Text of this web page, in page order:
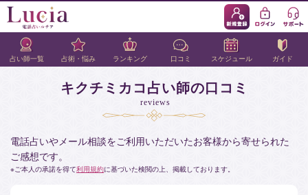
占い師一覧 占術・悩み ランキング 口コミ スケジュール ガイド
キクチミカコ占い師の口コミ
reviews
電話占いやメール相談をご利用いただいたお客様から寄せられた
ご感想です。
ご本人の承諾を得て利用規約に基づいた検閲の上、掲載しております。